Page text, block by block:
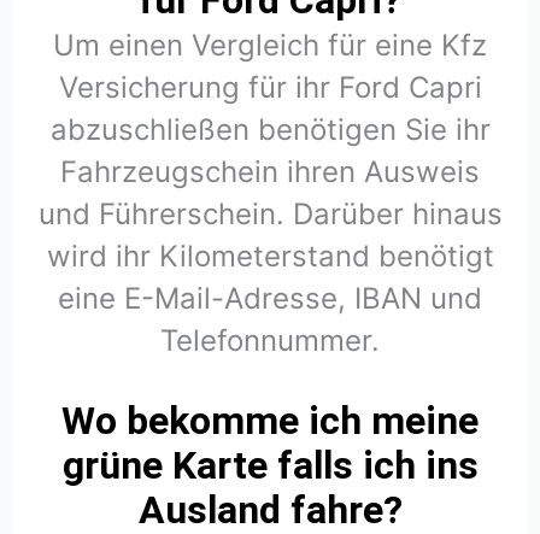
Um einen Vergleich für eine Kfz
Versicherung für ihr Ford Capri
abzuschließen benötigen Sie ihr
Fahrzeugschein ihren Ausweis
und Führerschein. Darüber hinaus
wird ihr Kilometerstand benötigt
eine E-Mail-Adresse, IBAN und
Telefonnummer.
Wo bekomme ich meine
grüne Karte falls ich ins
Ausland fahre?